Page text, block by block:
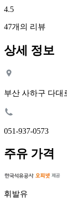
4.5
47개의 리뷰
상세 정보
부산 사하구 다대
051-937-0573
주유 가격
휘발유